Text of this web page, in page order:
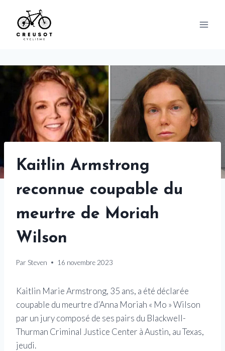
content
Kaitlin Armstrong
reconnue coupable du
meurtre de Moriah
Wilson
Par Steven 16 novembre 2023
Kaitlin Marie Armstrong, 35 ans, a été déclarée
coupable du meurtre d’Anna Moriah « Mo » Wilson
par un jury composé de ses pairs du Blackwell-
Thurman Criminal Justice Center à Austin, au Texas,
jeudi.